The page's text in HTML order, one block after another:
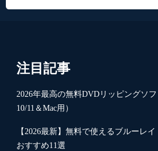
注目記事
2026年最高の無料DVDリッピングソ
10/11＆Mac用）
【2026最新】無料で使えるブルーレ
おすすめ11選